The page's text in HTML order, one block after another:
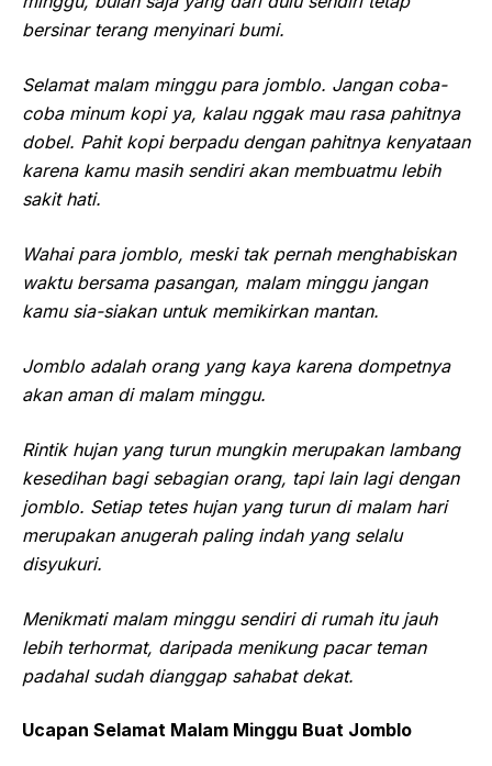
bersinar terang menyinari bumi.
Selamat malam minggu para jomblo. Jangan coba-
coba minum kopi ya, kalau nggak mau rasa pahitnya
dobel. Pahit kopi berpadu dengan pahitnya kenyataan
karena kamu masih sendiri akan membuatmu lebih
sakit hati.
Wahai para jomblo, meski tak pernah menghabiskan
waktu bersama pasangan, malam minggu jangan
kamu sia-siakan untuk memikirkan mantan.
Jomblo adalah orang yang kaya karena dompetnya
akan aman di malam minggu.
Rintik hujan yang turun mungkin merupakan lambang
kesedihan bagi sebagian orang, tapi lain lagi dengan
jomblo. Setiap tetes hujan yang turun di malam hari
merupakan anugerah paling indah yang selalu
disyukuri.
Menikmati malam minggu sendiri di rumah itu jauh
lebih terhormat, daripada menikung pacar teman
padahal sudah dianggap sahabat dekat.
Ucapan Selamat Malam Minggu Buat Jomblo